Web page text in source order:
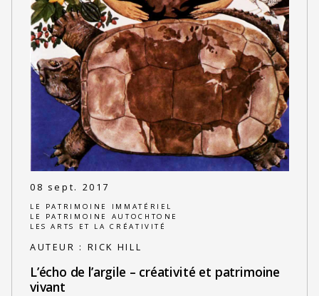
08 sept. 2017
LE PATRIMOINE IMMATÉRIEL
LE PATRIMOINE AUTOCHTONE
LES ARTS ET LA CRÉATIVITÉ
AUTEUR : RICK HILL
L’écho de l’argile – créativité et patrimoine
vivant